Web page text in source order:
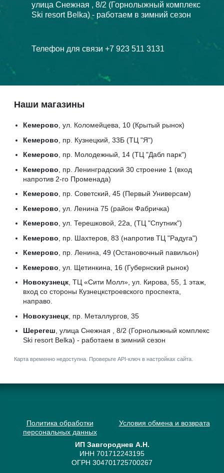
Наши магазины
Кемерово, ул. Коломейцева, 10 (Крытый рынок)
Кемерово , пр. Кузнецкий, 33Б (ТЦ "Я")
Кемерово, пр. Молодежный, 14 (ТЦ "Дабл парк")
Кемерово , пр. Ленинградский 30 строение 1 (вход
напротив 2-го Променада)
Кемерово, пр. Советский, 45 (Первый Универсам)
Кемерово , ул. Ленина 75 (район Фабричка)
Кемерово, ул. Терешковой, 22а, (ТЦ "Спутник")
Кемерово , пр. Шахтеров, 83 (напротив ТЦ "Радуга")
Кемерово, пр. Ленина, 49 (Остановочный павильон)
Кемерово , ул. Щетинкина, 16 (Губернский рынок)
Новокузнецк, ТЦ «Сити Молл», ул. Кирова, 55, 1 этаж,
вход со стороны Кузнецкстроевского проспекта,
направо.
Новокузнецк, пр. Металлургов, 35
Шерегеш, улица Снежная , 8/2 (Горнолыжный комплекс
Ski resort Belka) - работаем в зимний сезон
Карта временно недоступна. Проверьте API-ключ в настройках сайта.
улица Снежная , 8/2 (Горнолыжный комплекс
Ski resort Belka) - работаем в зимний сезон
Телефон для связи +7 923 511 3131
Политика обработки
персональных данных
Условия обмена и возврата
ИП Завгороднев А.Н.
ИНН 701712243195
ОГРН 304701725700267